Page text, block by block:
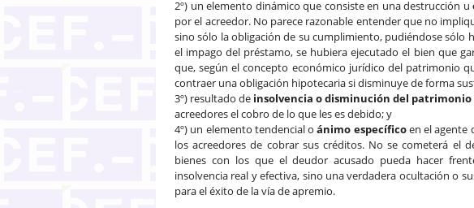
2º) un elemento dinámico que consiste en una destrucción u
por el acreedor. No parece razonable entender que no
sino sólo la obligación de su cumplimiento, pudiéndose sólo
el impago del préstamo, se hubiera ejecutado el bien que
que, según el concepto económico jurídico del patrimonio
contraer una obligación hipotecaria si disminuye de forma
3º) resultado de insolvencia o disminución del patrimonio
acreedores el cobro de lo que les es debido; y
4º) un elemento tendencial oánimo específicoen el agente
los acreedores de cobrar sus créditos. No se cometerá el
bienes con los que el deudor acusado pueda hacer
insolvencia real y efectiva, sino una verdadera ocultación o
para el éxito de la vía de apremio.